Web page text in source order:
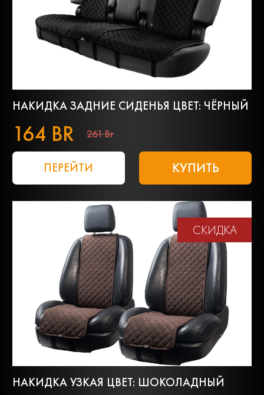
НАКИДКА ЗАДНИЕ СИДЕНЬЯ ЦВЕТ: ЧЁРНЫЙ
164 BR 261 Br
ПЕРЕЙТИ КУПИТЬ
СКИДКА
НАКИДКА УЗКАЯ ЦВЕТ: ШОКОЛАДНЫЙ